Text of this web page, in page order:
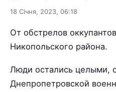
18 Січня, 2023, 06:18
От обстрелов
Никопольского района.
Люди остались целыми,
Днепропетровской